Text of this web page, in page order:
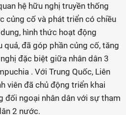
hệ hữu nghị truyền thống
củng cố và phát triển có chiều
hình thức hoạt động
quả, đã góp phần củng cố, tăng
đặc biệt giữa nhân dân 3
. Với Trung Quốc, Liên
viên đã chủ động triển khai
đối ngoại nhân dân với sự tham
2 nước.